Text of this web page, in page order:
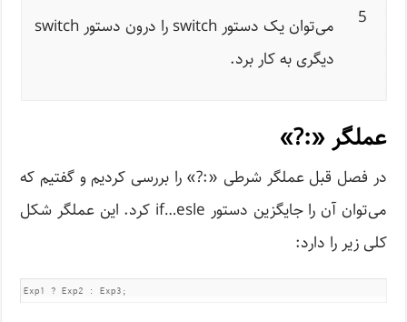
5
می‌توان یک دستور switch را درون دستور switch
دیگری به کار برد.
عملگر «:?»
در فصل قبل عملگر شرطی «:?» را بررسی کردیم و گفتیم که
می‌توان آن را جایگزین دستور if…esle کرد. این عملگر شکل
کلی زیر را دارد: